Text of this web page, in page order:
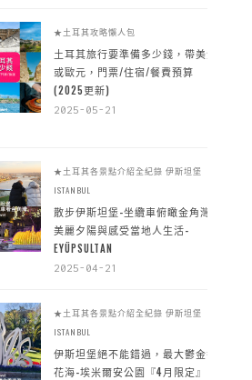
★土耳其攻略懶人包
土耳其旅行要準備多少錢，帶美金
或歐元，門票/住宿/餐費預算
(2025更新)
2025-05-21
★土耳其各景點介紹全紀錄 伊斯坦堡
ISTANBUL
散步伊斯坦堡-坐纜車俯瞰金角灣
美麗夕陽與感受當地人生活-
EYÜPSULTAN
2025-04-21
★土耳其各景點介紹全紀錄 伊斯坦堡
ISTANBUL
伊斯坦堡絕不能錯過，最大鬱金香
花海-埃米爾安公園『4月限定』